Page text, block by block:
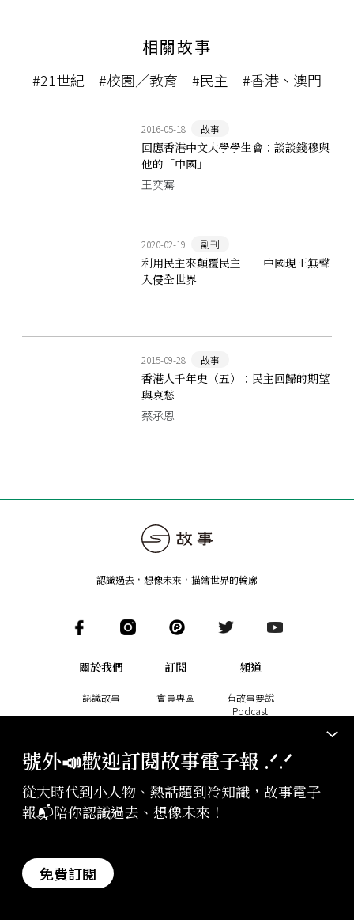
相關故事
#21世紀 #校園／教育 #民主 #香港、澳門
2016-05-18 故事
回應香港中文大學學生會：談談錢穆與
他的「中國」
王奕騫
2020-02-19 副刊
利用民主來顛覆民主──中國現正無聲
入侵全世界
2015-09-28 故事
香港人千年史（五）：民主回歸的期望
與哀愁
蔡承恩
號外📣歡迎訂閱故事電子報 .ᐟ‪‪.ᐟ
從大時代到小人物、熱話題到冷知識，故事電子
報📬陪你認識過去、想像未來！
免費訂閱
認識過去，想像未來 ， 描繪世界的輪廓
關於我們
認識故事
成為作者
訂閱
會員專區
頻道
有故事要說
Podcast
說書
副刊
用故事讓你知曉世界大事